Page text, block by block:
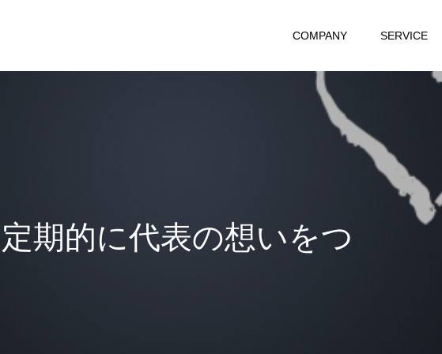
COMPANY SERVICE
に代表の想いをつづって い